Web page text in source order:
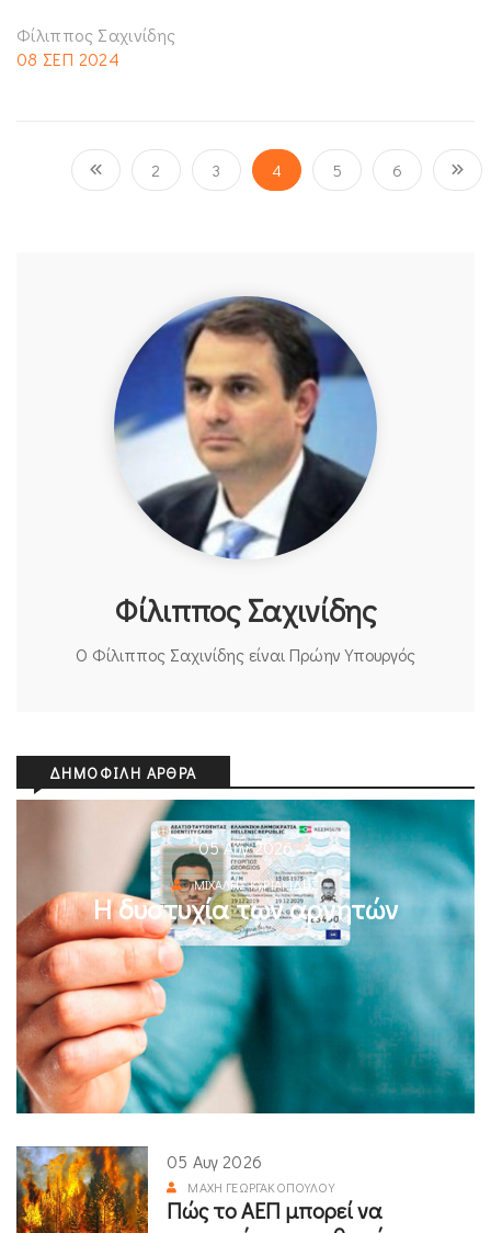
Φίλιππος Σαχινίδης
08 ΣΕΠ 2024
2 3 4 5 6
Φίλιππος Σαχινίδης
Ο Φίλιππος Σαχινίδης είναι Πρώην Υπουργός
ΔΗΜΟΦΙΛΉ ΆΡΘΡΑ
05 Αυγ 2026
ΜΙΧΆΛΗΣ ΚΥΡΙΑΚΊΔΗΣ
Η δυστυχία των αρνητών
05 Αυγ 2026
ΜΆΧΗ ΓΕΩΡΓΑΚΟΠΟΎΛΟΥ
Πώς το ΑΕΠ μπορεί να